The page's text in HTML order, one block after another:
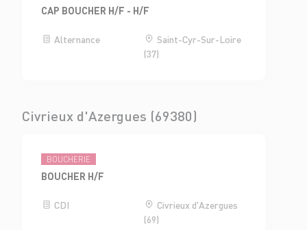
CAP BOUCHER H/F - H/F
Alternance
Saint-Cyr-Sur-Loire
(37)
Civrieux d'Azergues (69380)
BOUCHERIE
BOUCHER H/F
CDI
Civrieux d'Azergues
(69)